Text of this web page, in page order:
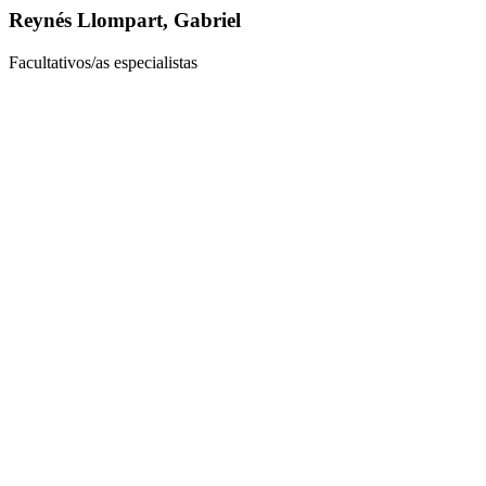
Reynés Llompart, Gabriel
Facultativos/as especialistas